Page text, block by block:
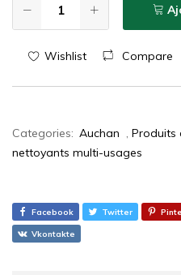
Wishlist Compare
Categories: Auchan , Produits
nettoyants multi-usages
Facebook Twitter
Vkontakte